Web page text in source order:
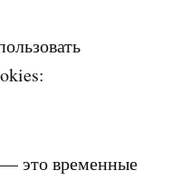
это временные